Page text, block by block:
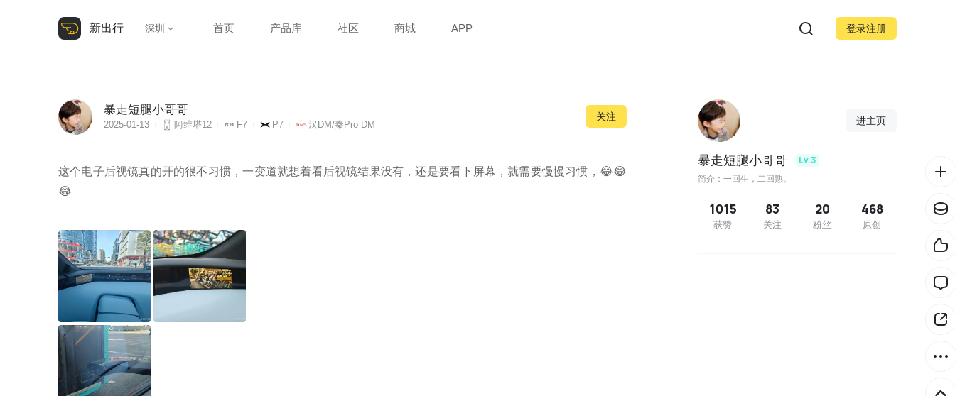
新出行 深圳 首页 产品库 社区 商城 APP 登录注册
暴走短腿小哥哥
2025-01-13 阿维塔12 F7 P7 汉DM/秦Pro DM
关注
这个电子后视镜真的开的很不习惯，一变道就想着看后视镜结果没有，还是要看下屏幕，就需要慢慢习惯，😂😂
😂
进主页
暴走短腿小哥哥 Lv.3
简介：一回生，二回熟。
1015
获赞
83
关注
20
粉丝
468
原创